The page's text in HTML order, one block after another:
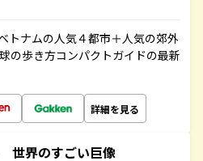
ナムの人気４都市＋人気の郊外
の歩き方コンパクトガイドの最新
詳細を見る
世界のすごい巨像